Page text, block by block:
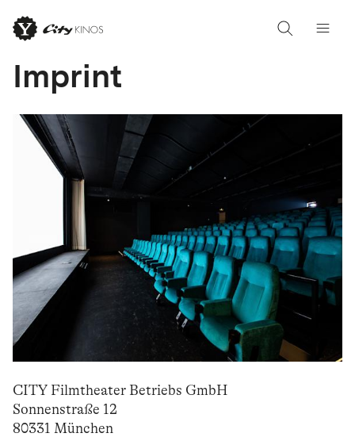
Imprint
CITY Filmtheater Betriebs GmbH
Sonnenstraße 12
80331 München